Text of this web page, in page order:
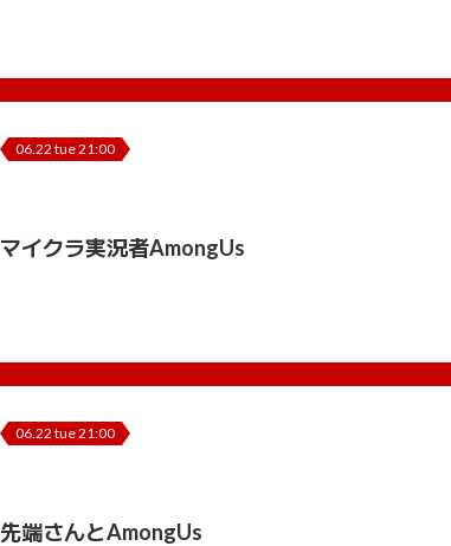
06.22 tue 21:00
マイクラ実況者AmongUs
06.22 tue 21:00
先端さんとAmongUs